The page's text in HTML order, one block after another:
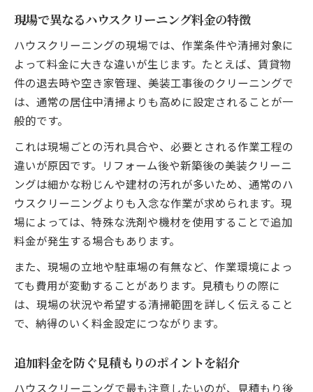
プロの技が光る現場別クリーニングの選択
識
空室のハウスクリーニング費用の目安とは
退去時のハウスクリーニング範囲を解説
賃貸退去時に知るべき追加料金の注意点
空き家管理のためのクリーニングポイント
追加料金を防ぐための見積もりチェックポイン
ト
ハウスクリーニング見積もりで確認すべき
点
追加料金が発生しやすい箇所に要注意
セットメニューの活用でお得に依頼する方
法
現場の状況で変わる費用のポイントを解説
ング
現場で異なるハウスクリーニング料金の特徴
ハウスクリーニングの現場では、作業条件や清掃対象に
よって料金に大きな違いが生じます。たとえば、賃貸物
件の退去時や空き家管理、美装工事後のクリーニングで
は、通常の居住中清掃よりも高めに設定されることが一
般的です。
これは現場ごとの汚れ具合や、必要とされる作業工程の
違いが原因です。リフォーム後や新築後の美装クリーニ
ングは細かな粉じんや建材の汚れが多いため、通常のハ
ウスクリーニングよりも入念な作業が求められます。現
場によっては、特殊な洗剤や機材を使用することで追加
料金が発生する場合もあります。
また、現場の立地や駐車場の有無など、作業環境によっ
ても費用が変動することがあります。見積もりの際に
は、現場の状況や希望する清掃範囲を詳しく伝えること
で、納得のいく料金設定につながります。
追加料金を防ぐ見積もりのポイントを紹介
ハウスクリーニングで最も注意したいのが、見積もり後